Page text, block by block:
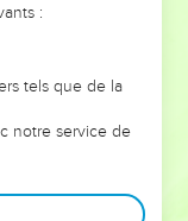
doutes, les erreurs
même que ce
et responsables
que leurs erreurs
:
tels que de la
notre service de